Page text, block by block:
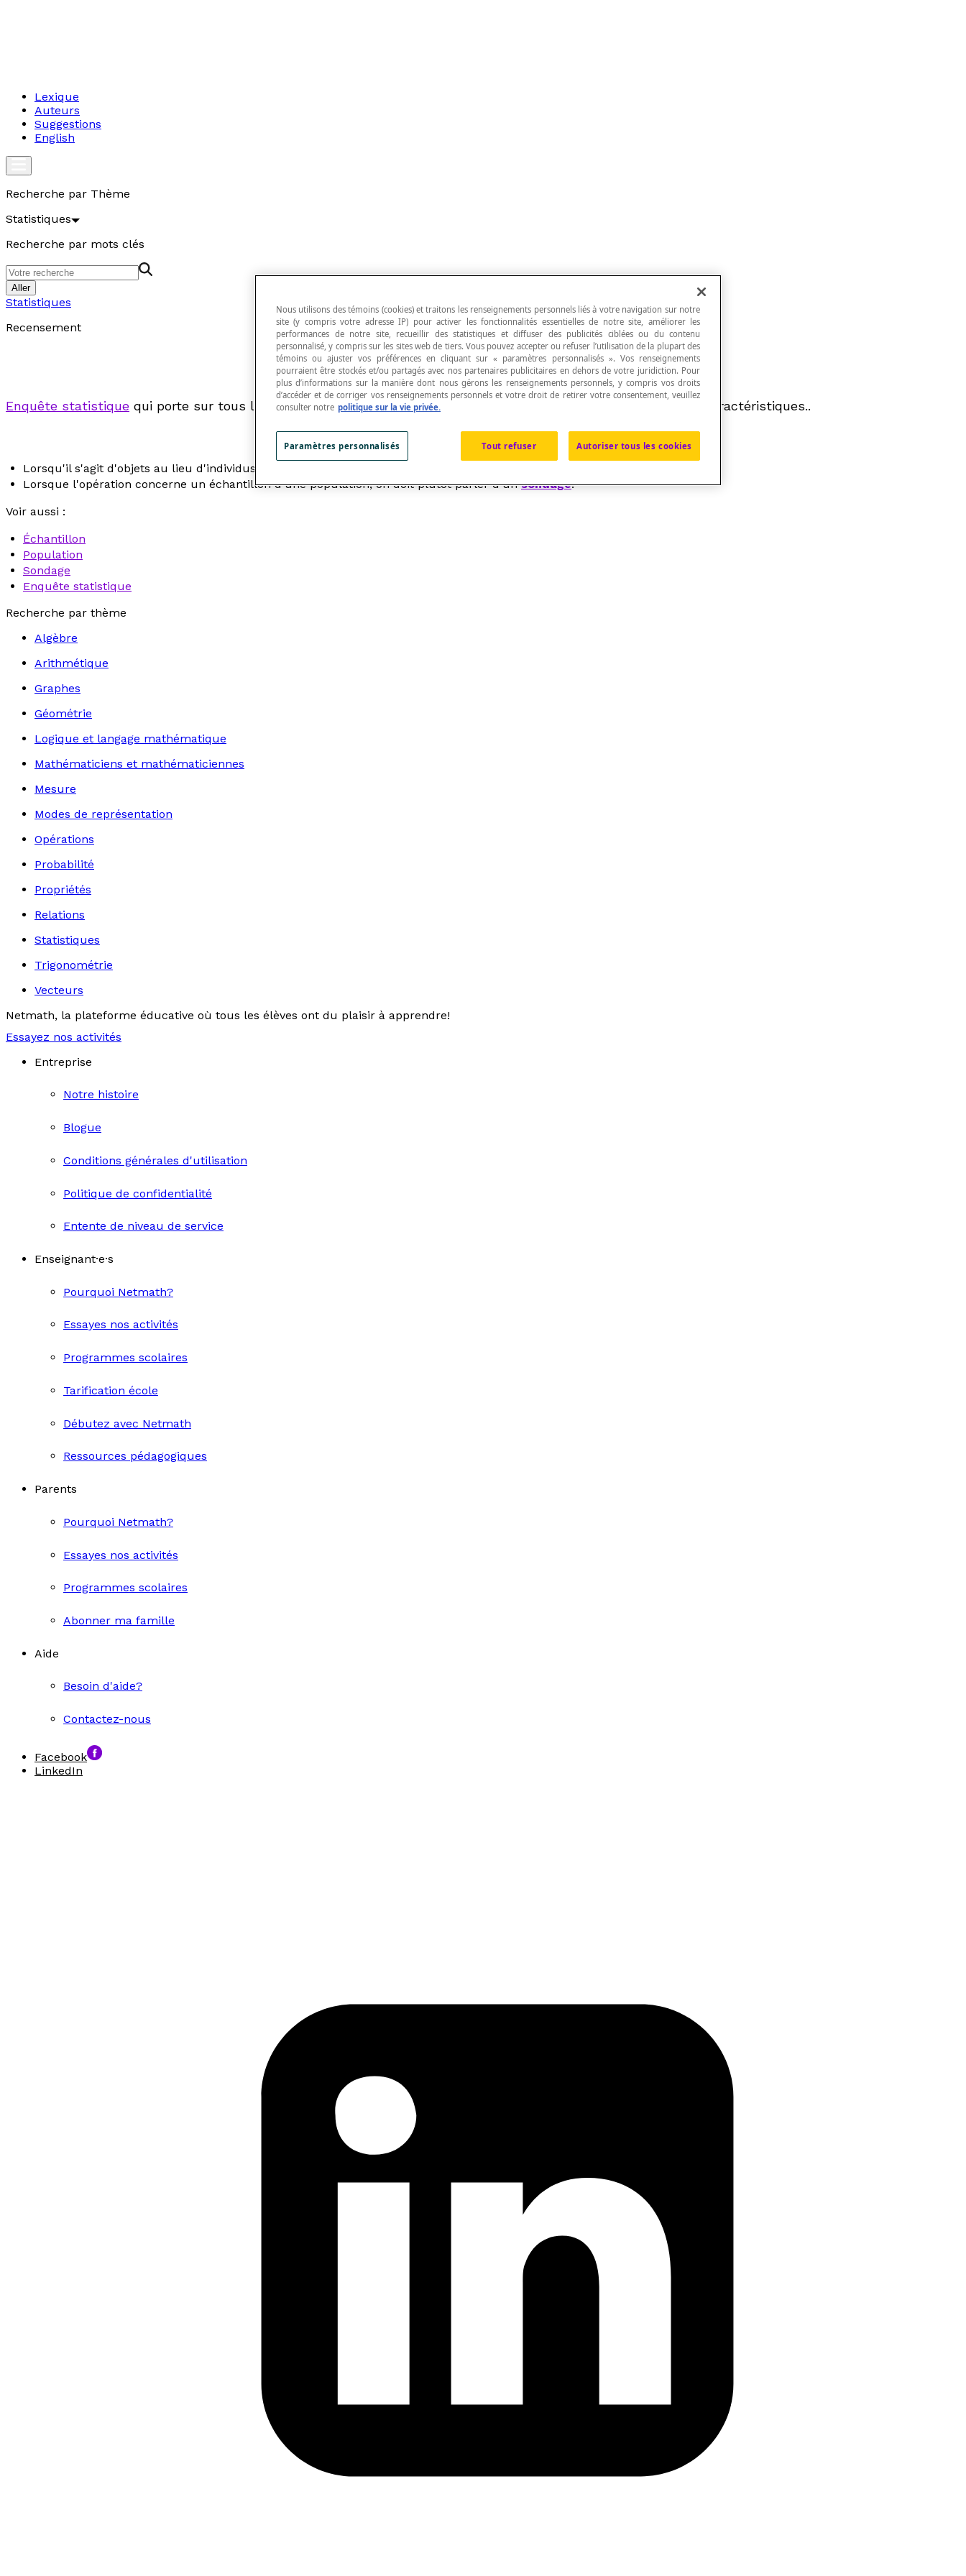
Lexique
Auteurs
Suggestions
English
Recherche par Thème
Statistiques
Recherche par mots clés
Aller
Statistiques
Recensement
Enquête statistique qui porte sur tous les individus d'unepopulationdonnée afin d’en étudier une ou plusieurs caractéristiques..
Lorsqu'il s'agit d'objets au lieu d'individus vivants, on utilise le terme
Lorsque l'opération concerne un échantillon d'une population, on doit plutôt parler d'unsondage.
Voir aussi :
Échantillon
Population
Sondage
Enquête statistique
Recherche par thème
Algèbre
Arithmétique
Graphes
Géométrie
Logique et langage mathématique
Mathématiciens et mathématiciennes
Mesure
Modes de représentation
Opérations
Probabilité
Propriétés
Relations
Statistiques
Trigonométrie
Vecteurs
Netmath, la plateforme éducative où tous les élèves ont du plaisir à apprendre!
Essayez nos activités
Entreprise
Notre histoire
Blogue
Conditions générales d'utilisation
Politique de confidentialité
Entente de niveau de service
Enseignant·e·s
Pourquoi Netmath?
Essayes nos activités
Programmes scolaires
Tarification école
Débutez avec Netmath
Ressources pédagogiques
Parents
Pourquoi Netmath?
Essayes nos activités
Programmes scolaires
Abonner ma famille
Aide
Besoin d'aide?
Contactez-nous
Facebook
LinkedIn
Nous utilisons des témoins (cookies) et traitons les renseignements personnels liés à votre navigation sur notre
site (y compris votre adresse IP) pour activer les fonctionnalités essentielles de notre site, améliorer les
performances de notre site, recueillir des statistiques et diffuser des publicités ciblées ou du contenu
personnalisé, y compris sur les sites web de tiers. Vous pouvez accepter ou refuser l’utilisation de la plupart des
témoins ou ajuster vos préférences en cliquant sur « paramètres personnalisés ». Vos renseignements
pourraient être stockés et/ou partagés avec nos partenaires publicitaires en dehors de votre juridiction. Pour
plus d’informations sur la manière dont nous gérons les renseignements personnels, y compris vos droits
d’accéder et de corriger vos renseignements personnels et votre droit de retirer votre consentement, veuillez
consulter notre politique sur la vie privée.
Tout refuser Autoriser tous les cookies
Paramètres personnalisés